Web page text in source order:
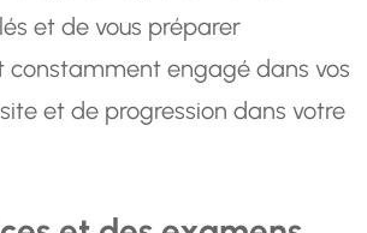
et de vous préparer
constamment engagé dans vos
et de progression dans votre